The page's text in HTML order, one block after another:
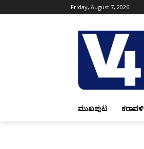
Friday, August 7, 2026
ಮುಖಪುಟ ಕರಾವಳಿ